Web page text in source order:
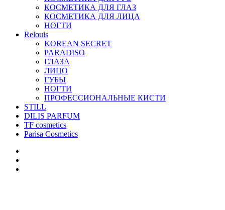
КОСМЕТИКА ДЛЯ ГЛАЗ
КОСМЕТИКА ДЛЯ ЛИЦА
НОГТИ
Relouis
KOREAN SECRET
PARADISO
ГЛАЗА
ЛИЦО
ГУБЫ
НОГТИ
ПРОФЕССИОНАЛЬНЫЕ КИСТИ
STILL
DILIS PARFUM
TF cosmetics
Parisa Cosmetics